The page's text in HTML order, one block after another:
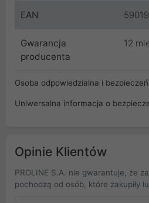
EAN
Gwarancja
producenta
12
Osoba odpowiedzialna i
Uniwersalna informacja o
Opinie Klientów
PROLINE S.A. nie gwarantuje, że
pochodzą od osób, które zakupiły